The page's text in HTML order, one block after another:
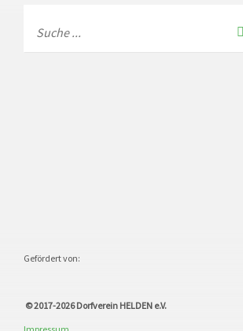
Gefördert von:
© 2017-2026Dorfverein HELDEN e.V.